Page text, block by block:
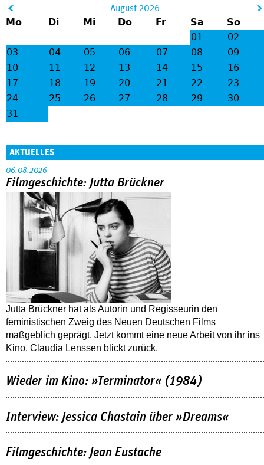
lt;
August 2026
Mo Di Mi Do Fr Sa
So
01
02
03
04 05 06 07 08
09
10
11 12 13 14 15
16
17
18 19 20 21 22
23
24
25 26 27 28 29
30
31
AKTUELLES
06.08.2026
Filmgeschichte: Jutta Brückner
Jutta Brückner hat als Autorin und Regisseurin den
feministischen Zweig des Neuen Deutschen Films
maßgeblich geprägt. Jetzt kommt eine neue Arbeit von ihr ins
Kino. Claudia Lenssen blickt zurück.
Wieder im Kino: »Terminator« (1984)
Interview: Jessica Chastain über »Dreams«
Filmgeschichte: Jean Eustache